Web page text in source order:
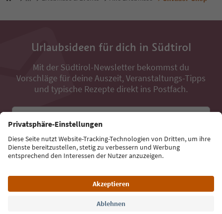
Urlaubsideen für dich in Südtirol
Mit der Südtirol-Newsletter bekommst du
Vorschläge für deine Auszeit, Veranstaltungs-Tipps
und typische Rezepte direkt ins Postfach.
Jetzt anmelden